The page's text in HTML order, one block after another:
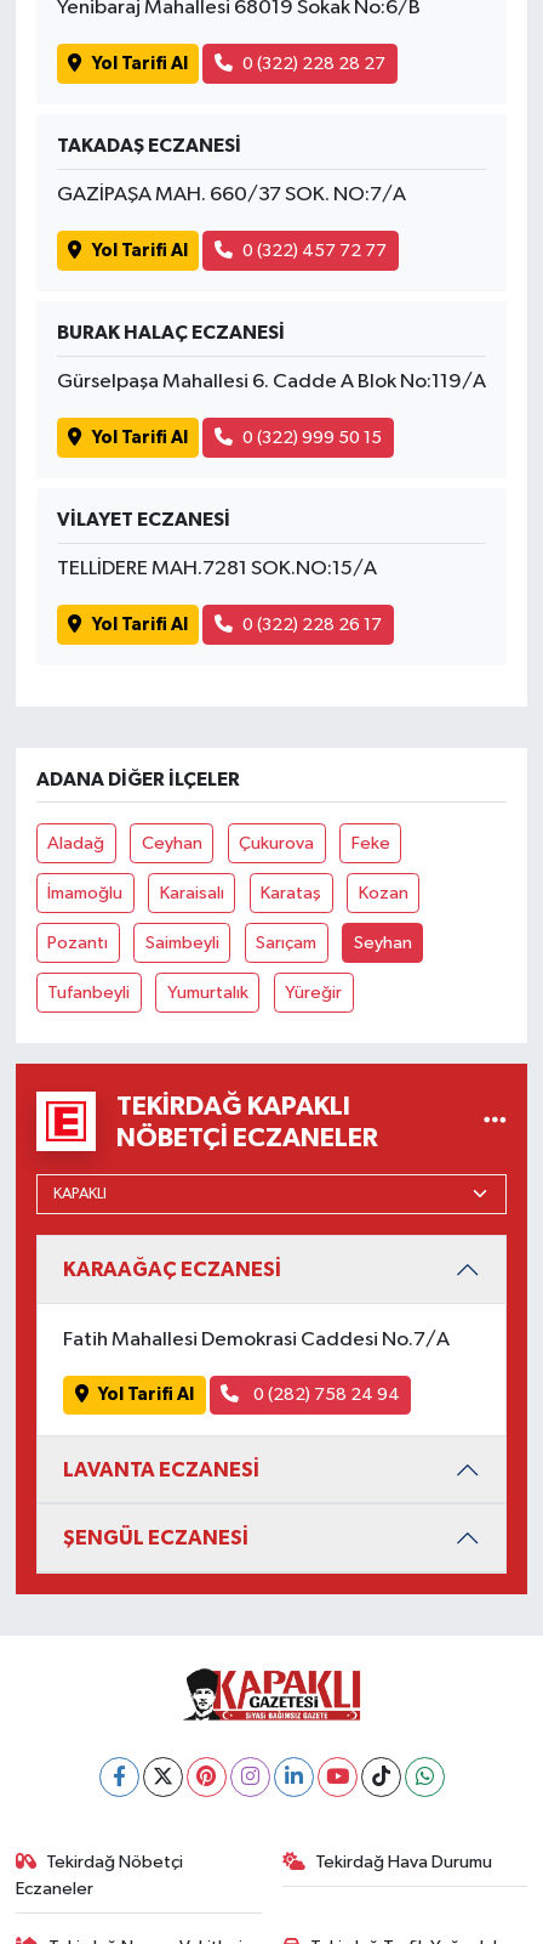
Yenibaraj Mahallesi 68019 Sokak No:6/B
Yol Tarifi Al 0 (322) 228 28 27
TAKADAŞ ECZANESİ
GAZİPAŞA MAH. 660/37 SOK. NO:7/A
Yol Tarifi Al 0 (322) 457 72 77
BURAK HALAÇ ECZANESİ
Gürselpaşa Mahallesi 6. Cadde A Blok No:119/A
Yol Tarifi Al 0 (322) 999 50 15
VİLAYET ECZANESİ
TELLİDERE MAH.7281 SOK.NO:15/A
Yol Tarifi Al 0 (322) 228 26 17
ADANA DIĞER İLÇELER
Aladağ Ceyhan Çukurova Feke
İmamoğlu Karaisalı Karataş Kozan
Pozantı Saimbeyli Sarıçam Seyhan
Tufanbeyli Yumurtalık Yüreğir
TEKIRDAĞ KAPAKLI
NÖBETÇI ECZANELER
KARAAĞAÇ ECZANESİ
Fatih Mahallesi Demokrasi Caddesi No.7/A
Yol Tarifi Al 0 (282) 758 24 94
LAVANTA ECZANESİ
ŞENGÜL ECZANESİ
Tekirdağ Nöbetçi
Eczaneler
Tekirdağ Hava Durumu